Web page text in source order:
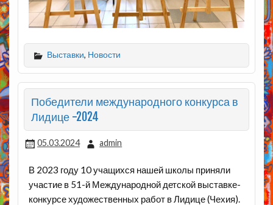
Выставки, Новости
Победители международного конкурса в
Лидице -2024
05.03.2024 admin
В 2023 году 10 учащихся нашей школы приняли
участие в 51-й Международной детской выставке-
конкурсе художественных работ в Лидице (Чехия).